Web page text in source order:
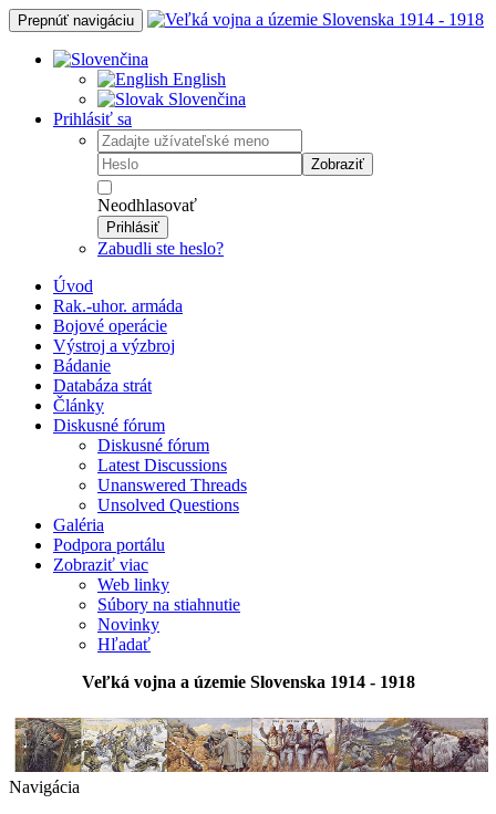
Prepnúť navigáciu
English
Slovenčina
Prihlásiť sa
Zobraziť
Neodhlasovať
Prihlásiť
Zabudli ste heslo?
Úvod
Rak.-uhor. armáda
Bojové operácie
Výstroj a výzbroj
Bádanie
Databáza strát
Články
Diskusné fórum
Diskusné fórum
Latest Discussions
Unanswered Threads
Unsolved Questions
Galéria
Podpora portálu
Zobraziť viac
Web linky
Súbory na stiahnutie
Novinky
Hľadať
Veľká vojna a územie Slovenska 1914 - 1918
Navigácia